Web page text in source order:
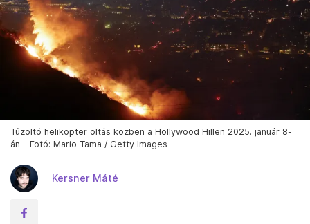
Tűzoltó helikopter oltás közben a Hollywood Hillen 2025. január 8-
án – Fotó: Mario Tama / Getty Images
Kersner Máté